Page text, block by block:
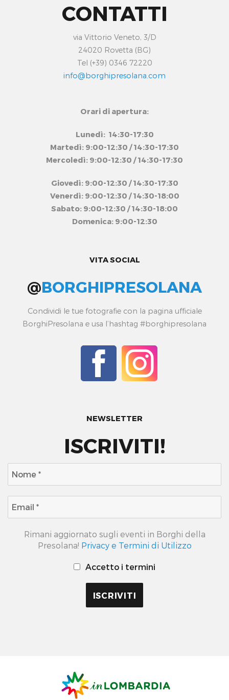
CONTATTI
via Vittorio Veneto, 3/D
24020 Rovetta (BG)
Tel (+39) 0346 72220
info@borghipresolana.com
Orari di apertura:
Lunedì: 14:30-17:30
Martedì: 9:00-12:30 / 14:30-17:30
Mercoledì: 9:00-12:30 / 14:30-17:30
Giovedì: 9:00-12:30 / 14:30-17:30
Venerdì: 9:00-12:30 / 14:30-18:00
Sabato: 9:00-12:30 / 14:30-18:00
Domenica: 9:00-12:30
VITA SOCIAL
@BORGHIPRESOLANA
Condividi le tue fotografie con la pagina ufficiale
BorghiPresolana e usa l’hashtag #borghipresolana
NEWSLETTER
ISCRIVITI!
Rimani aggiornato sugli eventi in Borghi della
Presolana! Privacy e Termini di Utilizzo
Accetto i termini